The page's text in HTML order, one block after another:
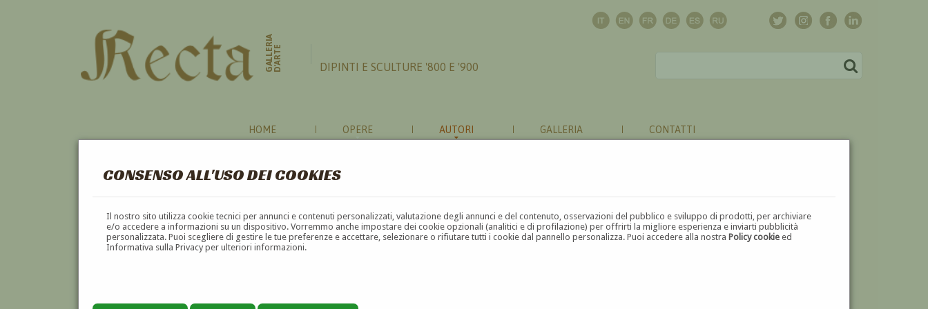
CONSENSO ALL'USO DEI COOKIES
Il nostro sito utilizza cookie tecnici per annunci e contenuti personalizzati, valutazione degli annunci e del contenuto, osservazioni del pubblico e sviluppo di prodotti, per archiviare
e/o accedere a informazioni su un dispositivo. Vorremmo anche impostare dei cookie opzionali (analitici e di profilazione) per offrirti la migliore esperienza e inviarti pubblicità
personalizzata. Puoi scegliere di gestire le tue preferenze e accettare, selezionare o rifiutare tutti i cookie dal pannello personalizza. Puoi accedere alla nostraPolicy cookie ed
Informativa sulla Privacy per ulteriori informazioni.
GALLERIAD'ARTE DIPINTI E SCULTURE '800 E '900
HOME OPERE AUTORI GALLERIA CONTATTI
PITTORI
A B C D E F G H I J K L M N O P Q R S T U V W X Y Z ⬅